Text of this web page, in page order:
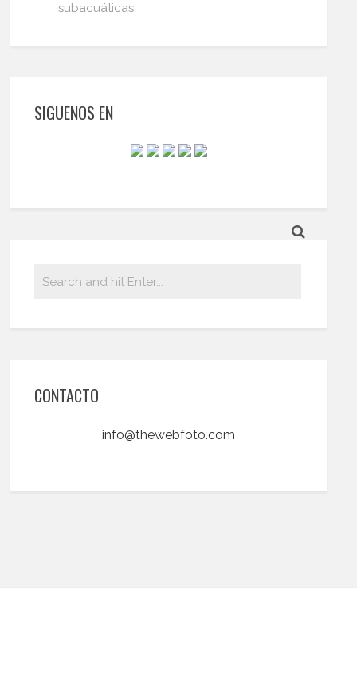
subacuáticas
SIGUENOS EN
CONTACTO
info@thewebfoto.com